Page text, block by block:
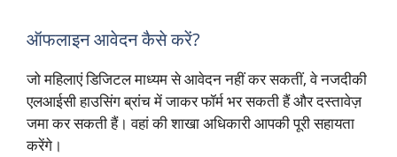
ऑफलाइन आवेदन कैसे करें?
जो महिलाएं डिजिटल माध्यम से आवेदन नहीं कर सकतीं, वे नजदीकी
एलआईसी हाउसिंग ब्रांच में जाकर फॉर्म भर सकती हैं और दस्तावेज़
जमा कर सकती हैं। वहां की शाखा अधिकारी आपकी पूरी सहायता
करेंगे।